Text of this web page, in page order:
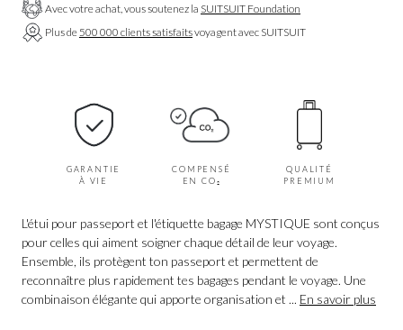
Avec votre achat, vous soutenez la SUITSUIT Foundation
Plus de 500 000 clients satisfaitsvoyagent avec SUITSUIT
GARANTIE
À VIE
COMPENSÉ
EN CO₂
QUALITÉ
PREMIUM
L'étui pour passeport et l'étiquette bagage MYSTIQUE sont conçus
pour celles qui aiment soigner chaque détail de leur voyage.
Ensemble, ils protègent ton passeport et permettent de
reconnaître plus rapidement tes bagages pendant le voyage. Une
combinaison élégante qui apporte organisation et ... En savoir plus